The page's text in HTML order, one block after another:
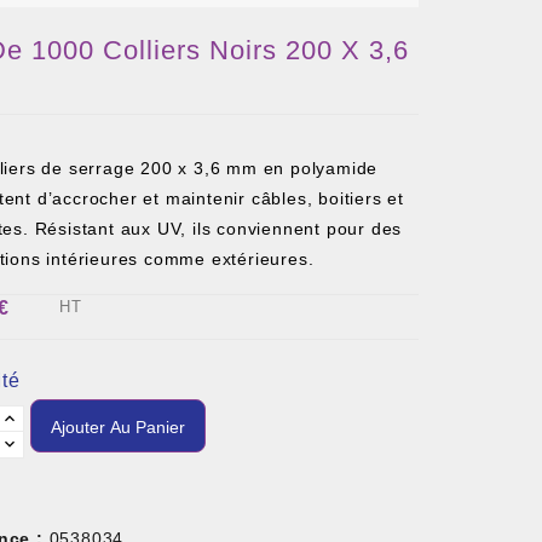
1000 Colliers Noirs 200 X 3,6
de serrage 200 x 3,6 mm en polyamide
d’accrocher et maintenir câbles, boitiers et
Résistant aux UV, ils conviennent pour des
intérieures comme extérieures.
HT
Ajouter Au Panier